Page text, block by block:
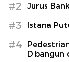
#2 Jurus
#3 Istana
#4
Dibangun